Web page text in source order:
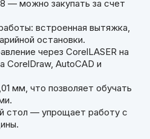
— можно закупать за счет
встроенная вытяжка,
остановки.
через CorelLASER на
CorelDraw, AutoCAD и
мм, что позволяет обучать
стол — упрощает работу с